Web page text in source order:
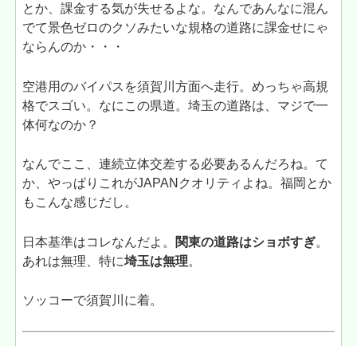
とか、課金する気が失せるよな。なんであんなに混ん
でて景色ゼロのクソみたいな規格の道路に課金せにゃ
ならんのか・・・
空港用のバイパスを須賀川方面へ走行。めっちゃ高規
格でスゴい。なにこの県道。埼玉の道路は、マジで一
体何なのか？
なんでここ、連続立体交差する必要あるんだろね。て
か、やっぱりこれがJAPANクオリティよね。福岡とか
もこんな感じだし。
日本基準はコレなんだよ。 関東の道路はショボすぎ。
あれは無理、特に埼玉は無理。
ソッコーで須賀川に着。